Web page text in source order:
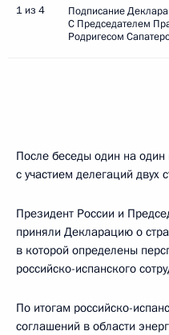
1 из 4
Подписание
С Председателем
Родригесом
После беседы один на
с участием делегаций двух
Президент России и
приняли Декларацию о
в которой определены
российско-испанского
По итогам российско-
соглашений в области